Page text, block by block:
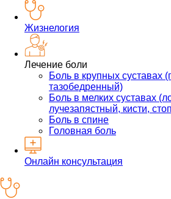
Жизнелогия
Лечение боли
Боль в крупных суставах
тазобедренный)
Боль в мелких суставах
лучезапястный, кисти,
Боль в спине
Головная боль
Онлайн консультация